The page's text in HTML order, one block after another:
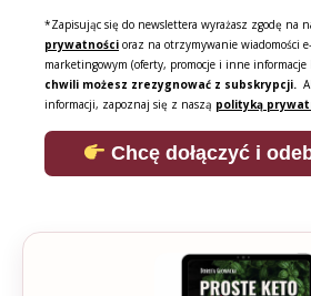
*Zapisując się do newslettera wyrażasz zgodę na
prywatności oraz na otrzymywanie wiadomości
marketingowym (oferty, promocje i inne informacje
chwili możesz zrezygnować z subskrypcji.
informacji, zapoznaj się z naszą polityką
Chcę dołączyć i